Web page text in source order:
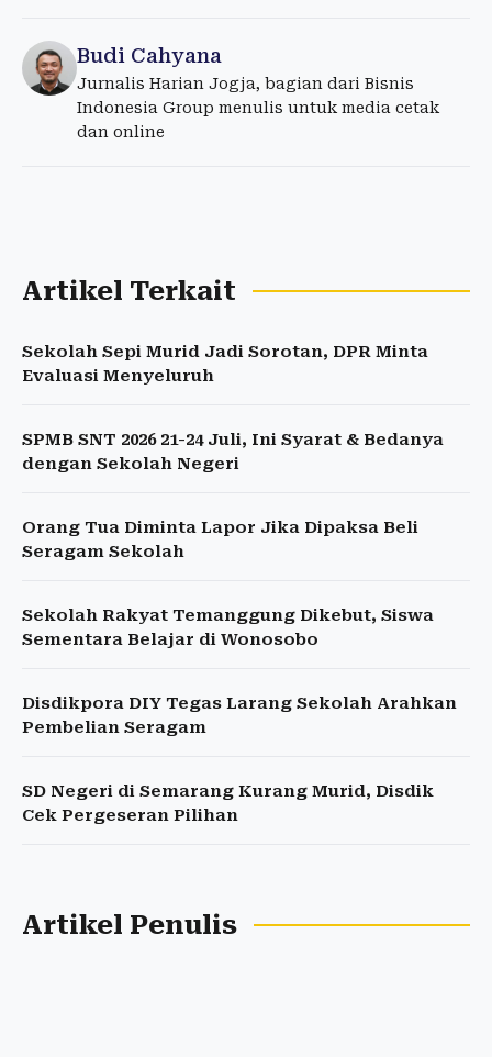
Budi Cahyana
Jurnalis Harian Jogja, bagian dari Bisnis
Indonesia Group menulis untuk media cetak
dan online
Artikel Terkait
Sekolah Sepi Murid Jadi Sorotan, DPR Minta
Evaluasi Menyeluruh
SPMB SNT 2026 21-24 Juli, Ini Syarat & Bedanya
dengan Sekolah Negeri
Orang Tua Diminta Lapor Jika Dipaksa Beli
Seragam Sekolah
Sekolah Rakyat Temanggung Dikebut, Siswa
Sementara Belajar di Wonosobo
Disdikpora DIY Tegas Larang Sekolah Arahkan
Pembelian Seragam
SD Negeri di Semarang Kurang Murid, Disdik
Cek Pergeseran Pilihan
Artikel Penulis